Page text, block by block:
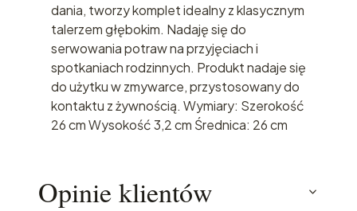
dania, tworzy komplet idealny z klasycznym
talerzem głębokim. Nadaję się do
serwowania potraw na przyjęciach i
spotkaniach rodzinnych. Produkt nadaje się
do użytku w zmywarce, przystosowany do
kontaktu z żywnością. Wymiary: Szerokość
26 cm Wysokość 3,2 cm Średnica: 26 cm
Opinie klientów